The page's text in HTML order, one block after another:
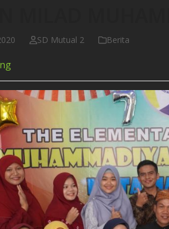
SD Mutual 2 Berita